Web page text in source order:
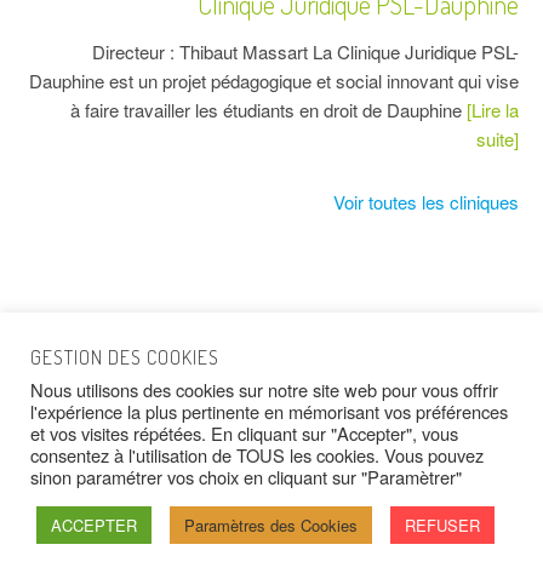
Directeur : Thibaut Massart La Clinique Juridique PSL-
Dauphine est un projet pédagogique et social innovant qui vise
à faire travailler les étudiants en droit de Dauphine [Lire la
suite]
Voir toutes les cliniques
© 2026 Réseau des Cliniques Juridiques
Francophones -Mentions légales-Crédits-Politique
GESTION DES COOKIES
Nous utilisons des cookies sur notre site web pour vous offrir
l'expérience la plus pertinente en mémorisant vos préférences
et vos visites répétées. En cliquant sur "Accepter", vous
consentez à l'utilisation de TOUS les cookies. Vous pouvez
sinon paramétrer vos choix en cliquant sur "Paramètrer"
ACCEPTER Paramètres des Cookies REFUSER